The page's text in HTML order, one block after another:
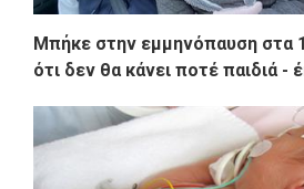
Μπήκε στην εμμηνόπαυση στα
ότι δεν θα κάνει ποτέ παιδιά -